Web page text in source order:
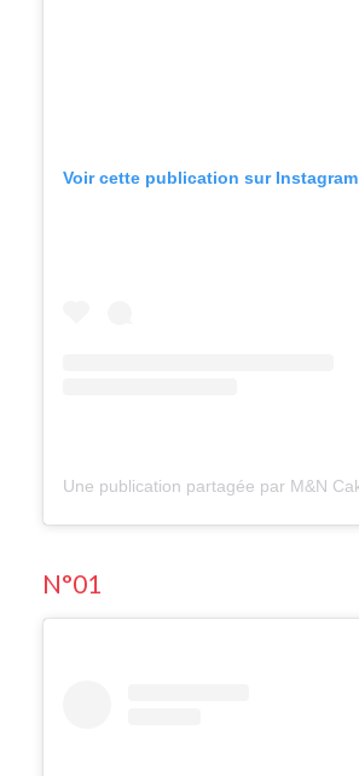
Voir cette publication sur Instagram
N°01